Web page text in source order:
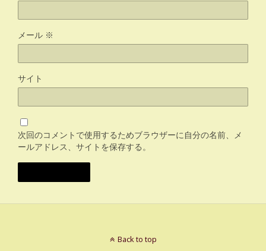
メール ※
サイト
次回のコメントで使用するためブラウザーに自分の名前、メ
ールアドレス、サイトを保存する。
Back to top